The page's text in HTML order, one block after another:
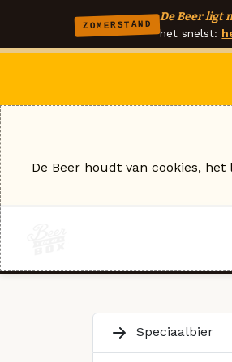
ZOMERSTAND
De Beer ligt
het snelst:
Speciaalbier
De Beer houdt van cookies,